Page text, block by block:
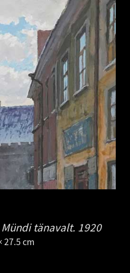
tänavalt. 1920
27.5 cm